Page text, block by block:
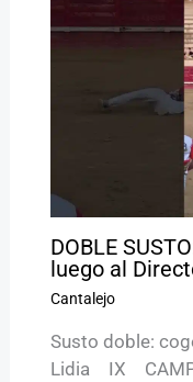
DOBLE
luego al
Cantalejo
Susto doble:
Lidia IX